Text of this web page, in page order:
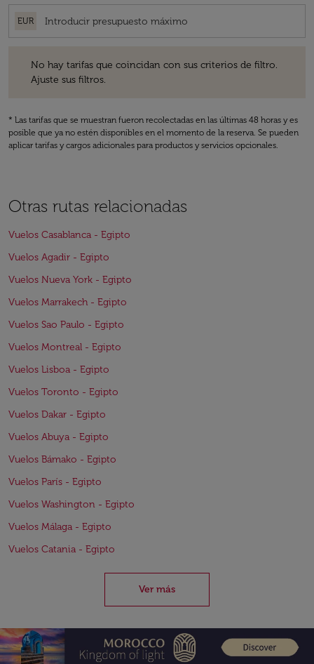
EUR
No hay tarifas que coincidan con sus criterios de filtro.
Ajuste sus filtros.
* Las tarifas que se muestran fueron recolectadas en las últimas 48 horas y es
posible que ya no estén disponibles en el momento de la reserva. Se pueden
aplicar tarifas y cargos adicionales para productos y servicios opcionales.
Otras rutas relacionadas
Vuelos Casablanca - Egipto
Vuelos Agadir - Egipto
Vuelos Nueva York - Egipto
Vuelos Marrakech - Egipto
Vuelos Sao Paulo - Egipto
Vuelos Montreal - Egipto
Vuelos Lisboa - Egipto
Vuelos Toronto - Egipto
Vuelos Dakar - Egipto
Vuelos Abuya - Egipto
Vuelos Bámako - Egipto
Vuelos París - Egipto
Vuelos Washington - Egipto
Vuelos Málaga - Egipto
Vuelos Catania - Egipto
Ver más